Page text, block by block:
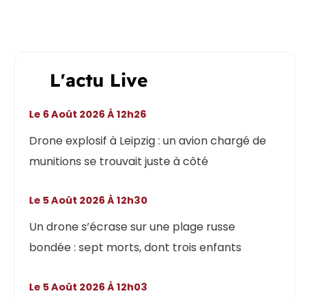
L'actu Live
Drone explosif à Leipzig : un avion chargé de
munitions se trouvait juste à côté
Le 6 Août 2026 À 12h26
Un drone s’écrase sur une plage russe
bondée : sept morts, dont trois enfants
Le 5 Août 2026 À 12h30
Le 5 Août 2026 À 12h03